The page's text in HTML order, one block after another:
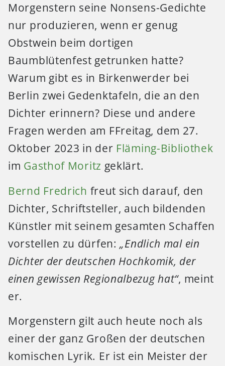
Morgenstern seine Nonsens-Gedichte
nur produzieren, wenn er genug
Obstwein beim dortigen
Baumblütenfest getrunken hatte?
Warum gibt es in Birkenwerder bei
Berlin zwei Gedenktafeln, die an den
Dichter erinnern? Diese und andere
Fragen werden am FFreitag, dem 27.
Oktober 2023 in der Fläming-Bibliothek
im Gasthof Moritz geklärt.
Bernd Fredrich freut sich darauf, den
Dichter, Schriftsteller, auch bildenden
Künstler mit seinem gesamten Schaffen
vorstellen zu dürfen:„Endlich mal ein
Dichter der deutschen Hochkomik, der
einen gewissen Regionalbezug hat“, meint
er.
Morgenstern gilt auch heute noch als
einer der ganz Großen der deutschen
komischen Lyrik. Er ist ein Meister der